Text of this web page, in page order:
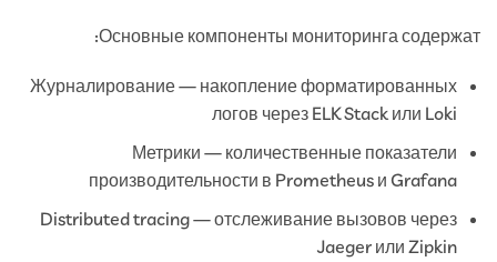
Основные компоненты мониторинга содержат:
Журналирование — накопление форматированных
логов через ELK Stack или Loki
Метрики — количественные показатели
производительности в Prometheus и Grafana
Distributed tracing — отслеживание вызовов через
Jaeger или Zipkin